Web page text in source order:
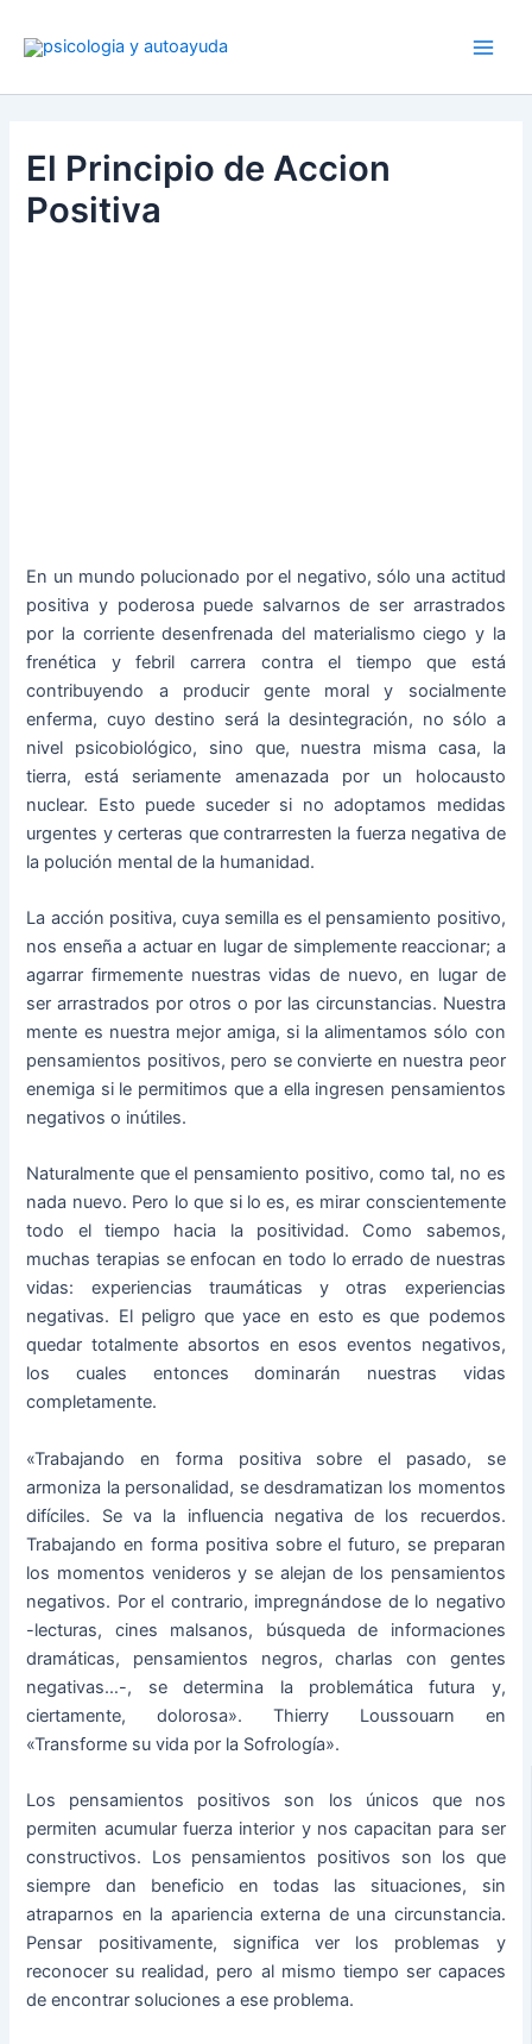
El Principio de Accion
Positiva
En un mundo polucionado por el negativo, sólo una actitud
positiva y poderosa puede salvarnos de ser arrastrados
por la corriente desenfrenada del materialismo ciego y la
frenética y febril carrera contra el tiempo que está
contribuyendo a producir gente moral y socialmente
enferma, cuyo destino será la desintegración, no sólo a
nivel psicobiológico, sino que, nuestra misma casa, la
tierra, está seriamente amenazada por un holocausto
nuclear. Esto puede suceder si no adoptamos medidas
urgentes y certeras que contrarresten la fuerza negativa de
la polución mental de la humanidad.
La acción positiva, cuya semilla es el pensamiento positivo,
nos enseña a actuar en lugar de simplemente reaccionar; a
agarrar firmemente nuestras vidas de nuevo, en lugar de
ser arrastrados por otros o por las circunstancias. Nuestra
mente es nuestra mejor amiga, si la alimentamos sólo con
pensamientos positivos, pero se convierte en nuestra peor
enemiga si le permitimos que a ella ingresen pensamientos
negativos o inútiles.
Naturalmente que el pensamiento positivo, como tal, no es
nada nuevo. Pero lo que si lo es, es mirar conscientemente
todo el tiempo hacia la positividad. Como sabemos,
muchas terapias se enfocan en todo lo errado de nuestras
vidas: experiencias traumáticas y otras experiencias
negativas. El peligro que yace en esto es que podemos
quedar totalmente absortos en esos eventos negativos,
los cuales entonces dominarán nuestras vidas
completamente.
«Trabajando en forma positiva sobre el pasado, se
armoniza la personalidad, se desdramatizan los momentos
difíciles. Se va la influencia negativa de los recuerdos.
Trabajando en forma positiva sobre el futuro, se preparan
los momentos venideros y se alejan de los pensamientos
negativos. Por el contrario, impregnándose de lo negativo
-lecturas, cines malsanos, búsqueda de informaciones
dramáticas, pensamientos negros, charlas con gentes
negativas…-, se determina la problemática futura y,
ciertamente, dolorosa». Thierry Loussouarn en
«Transforme su vida por la Sofrología».
Los pensamientos positivos son los únicos que nos
permiten acumular fuerza interior y nos capacitan para ser
constructivos. Los pensamientos positivos son los que
siempre dan beneficio en todas las situaciones, sin
atraparnos en la apariencia externa de una circunstancia.
Pensar positivamente, significa ver los problemas y
reconocer su realidad, pero al mismo tiempo ser capaces
de encontrar soluciones a ese problema.